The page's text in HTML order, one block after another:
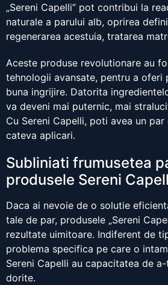
„Sereni Capelli” pot contribui la
naturale a parului alb, oprirea
regenerarea acestuia, tratarea
Aceste produse revolutionare au
tehnologii avansate, pentru a oferi
buna ingrijire. Datorita
va deveni mai puternic, mai
Cu Sereni Capelli, poti avea un
cateva aplicari.
Subliniati frumusetea
produsele Sereni
Daca ai nevoie de o solutie
tale de par, produsele „Sereni
rezultate uimitoare. Indiferent de
problema specifica pe care o
Sereni Capelli au capacitatea de
dorite.